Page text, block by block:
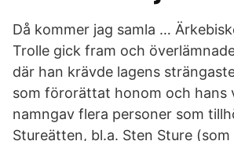
Då kommer jag samla …
Trolle gick fram och
där han krävde lagens
som förorättat honom och hans
namngav flera personer som
Stureätten, bl.a. Sten Sture